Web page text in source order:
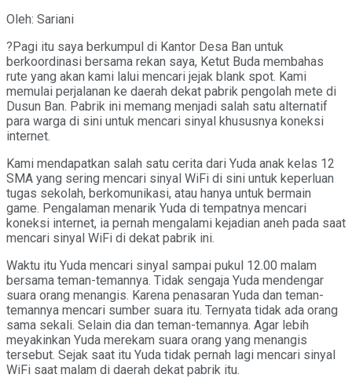
Oleh: Sariani
?Pagi itu saya berkumpul di Kantor Desa Ban untuk
berkoordinasi bersama rekan saya, Ketut Buda membahas
rute yang akan kami lalui mencari jejak blank spot. Kami
memulai perjalanan ke daerah dekat pabrik pengolah mete di
Dusun Ban. Pabrik ini memang menjadi salah satu alternatif
para warga di sini untuk mencari sinyal khususnya koneksi
internet.
Kami mendapatkan salah satu cerita dari Yuda anak kelas 12
SMA yang sering mencari sinyal WiFi di sini untuk keperluan
tugas sekolah, berkomunikasi, atau hanya untuk bermain
game. Pengalaman menarik Yuda di tempatnya mencari
koneksi internet, ia pernah mengalami kejadian aneh pada saat
mencari sinyal WiFi di dekat pabrik ini.
Waktu itu Yuda mencari sinyal sampai pukul 12.00 malam
bersama teman-temannya. Tidak sengaja Yuda mendengar
suara orang menangis. Karena penasaran Yuda dan teman-
temannya mencari sumber suara itu. Ternyata tidak ada orang
sama sekali. Selain dia dan teman-temannya. Agar lebih
meyakinkan Yuda merekam suara orang yang menangis
tersebut. Sejak saat itu Yuda tidak pernah lagi mencari sinyal
WiFi saat malam di daerah dekat pabrik itu.